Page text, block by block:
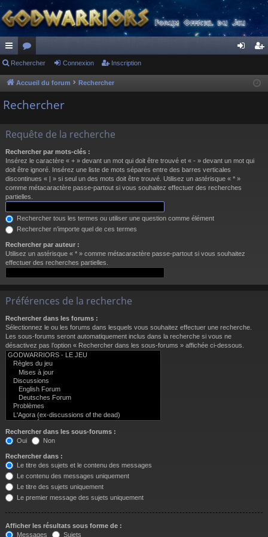
ac
co
ur
s
or
u
m
cri
Rechercher Connexion Inscription
Accueil du forum Rechercher
Rechercher
Requête de la recherche
Rechercher par mots-clés :
Insérez le caractère « + » devant un mot qui doit être trouvé et « - » devant un mot qui
doit être ignoré. Insérez une liste de mots séparés entre des barres verticales
discontinues « | » si seul un des mots doit être trouvé. Utilisez un astérisque « * »
comme métacaractère passe-partout si vous souhaitez effectuer des recherches
partielles.
Rechercher tous les termes ou utiliser une question comme élément
Rechercher n’importe quel de ces termes
Rechercher par auteur :
Utilisez un astérisque « * » comme métacaractère passe-partout si vous souhaitez
effectuer des recherches partielles.
Préférences de la recherche
Rechercher dans les forums :
Sélectionnez le ou les forums dans lesquels vous souhaitez effectuer une recherche.
Les sous-forums seront automatiquement inclus dans la recherche si vous ne
désactivez pas l’option « Rechercher dans les sous-forums » affichée ci-dessous.
Rechercher dans les sous-forums :
Oui
Non
Rechercher dans :
Le titre des sujets et le contenu des messages
Le contenu des messages uniquement
Le titre des sujets uniquement
Le premier message des sujets uniquement
Afficher les résultats sous forme de :
Messages
Sujets